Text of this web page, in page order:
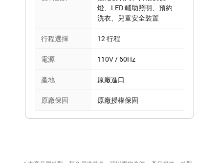
燈、LED 輔助照明、預約
洗衣、兒童安全裝置
行程選擇 12 行程
電源 110V / 60Hz
產地 原廠進口
原廠保固 原廠授權保固